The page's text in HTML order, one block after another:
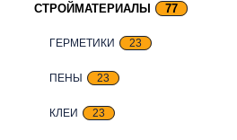
СТРОЙМАТЕРИАЛЫ 77
ГЕРМЕТИКИ 23
ПЕНЫ 23
КЛЕИ 23